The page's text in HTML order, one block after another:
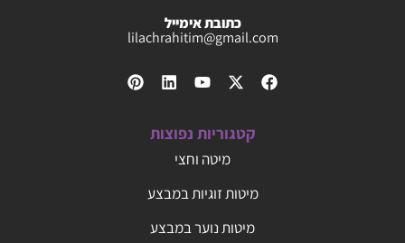
כתובת אימייל
lilachrahitim@gmail.com
קטגוריות נפוצות
מיטה וחצי
מיטות זוגיות במבצע
מיטות נוער במבצע